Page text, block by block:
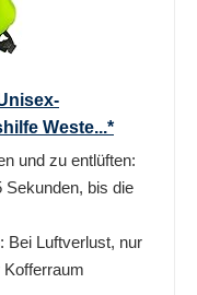
Weste...*
und zu entlüften:
Sekunden, bis die
Bei Luftverlust, nur